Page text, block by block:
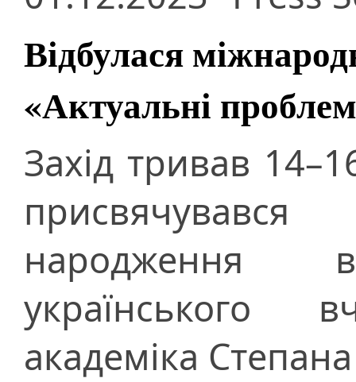
Відбулася
«Актуальні
Захід тривав
народження
українського
академіка